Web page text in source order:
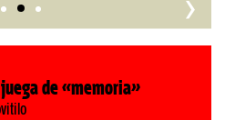
de «memoria»